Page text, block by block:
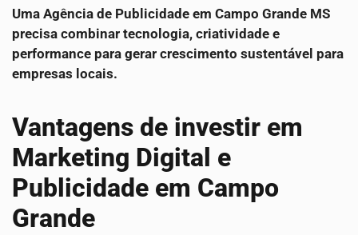
Uma Agência de Publicidade em Campo Grande MS
precisa combinar tecnologia, criatividade e
performance para gerar crescimento sustentável para
empresas locais.
Vantagens de investir em
Marketing Digital e
Publicidade em Campo
Grande